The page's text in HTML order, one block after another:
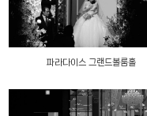
파라다이스 그랜드볼룸홀